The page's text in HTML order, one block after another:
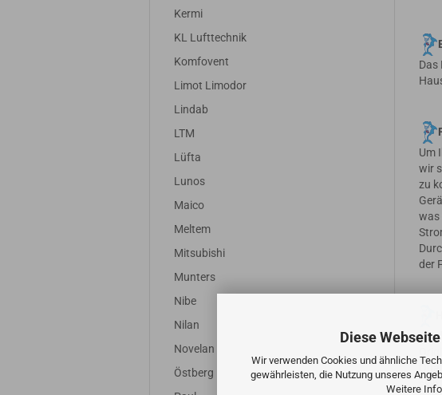
Diese
Wir verwenden Cookies und ähnliche
gewährleisten, die Nutzung unseres
Weitere
Das
Um
wir
zu
was
der
Bei
Kermi
KL Lufttechnik
Komfovent
Limot Limodor
Lindab
LTM
Lüfta
Lunos
Maico
Meltem
Mitsubishi
Munters
Nibe
Nilan
Novelan
Östberg